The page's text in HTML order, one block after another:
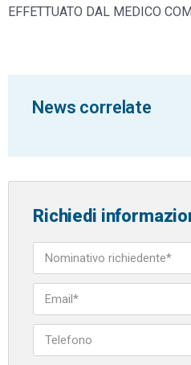
EFFETTUATO DAL MEDICO
News correlate
Richiedi